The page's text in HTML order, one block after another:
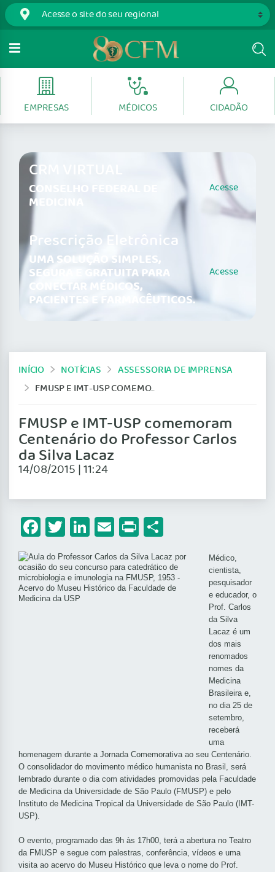
EMPRESAS MÉDICOS CIDADÃO
CRM VIRTUAL
CONSELHO FEDERAL DE
MEDICINA
Acesse
Prescrição Eletrônica
UMA SOLUÇÃO SIMPLES,
SEGURA E GRATUITA PARA
CONECTAR MÉDICOS,
PACIENTES E FARMACÊUTICOS.
Acesse
INÍCIO NOTÍCIAS
ASSESSORIA DE IMPRENSA
FMUSP E IMT-USP COMEMORAM CENTENÁRIO DO PROFESSOR CARLOS DA SILVA LACAZ
FMUSP e IMT-USP comemoram
Centenário do Professor Carlos
da Silva Lacaz
14/08/2015 | 11:24
Facebook
Twitter
LinkedIn
Email
Print
Médico,
cientista,
pesquisador
e educador, o
Prof. Carlos
da Silva
Lacaz é um
dos mais
renomados
nomes da
Medicina
Brasileira e,
no dia 25 de
setembro,
receberá
uma
homenagem durante a Jornada Comemorativa ao seu Centenário.
O consolidador do movimento médico humanista no Brasil, será
lembrado durante o dia com atividades promovidas pela Faculdade
de Medicina da Universidade de São Paulo (FMUSP) e pelo
Instituto de Medicina Tropical da Universidade de São Paulo (IMT-
USP).
O evento, programado das 9h às 17h00, terá a abertura no Teatro
da FMUSP e segue com palestras, conferência, vídeos e uma
visita ao acervo do Museu Histórico que leva o nome do Prof.